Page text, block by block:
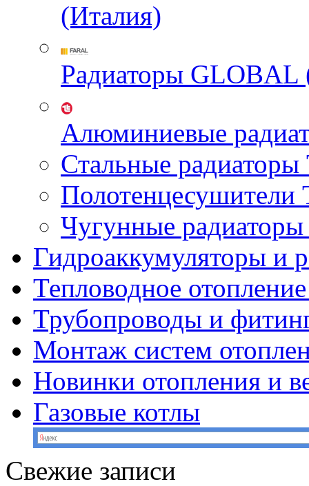
(Италия)
Радиаторы GLOBAL
Алюминиевые
Стальные
Чугунные
Гидроаккумуляторы и
Тепловодное
Трубопроводы и
Монтаж систем
Новинки отопления и
Газовые котлы
Свежие записи